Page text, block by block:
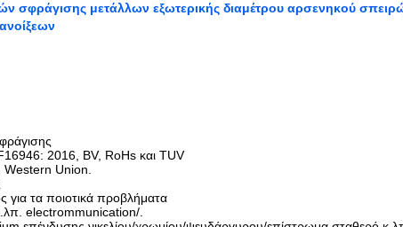
σφράγισης μετάλλων εξωτερικής διαμέτρου αρσενηκού
2016, BV, RoHs και TUV
Western Union.
για τα ποιοτικά προβλήματα
electrommunication/.